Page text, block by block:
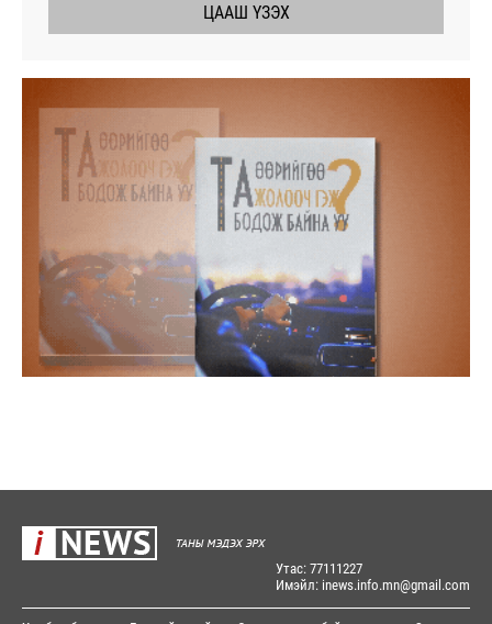
ЦААШ ҮЗЭХ
Утас: 77111227
Имэйл: inews.info.mn@gmail.com